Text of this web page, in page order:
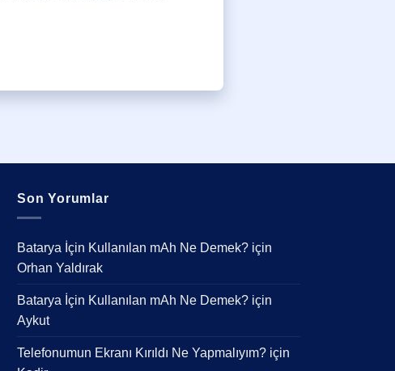
Son Yorumlar
Batarya İçin Kullanılan mAh Ne Demek? için
Orhan Yaldırak
Batarya İçin Kullanılan mAh Ne Demek? için
Aykut
Telefonumun Ekranı Kırıldı Ne Yapmalıyım? için